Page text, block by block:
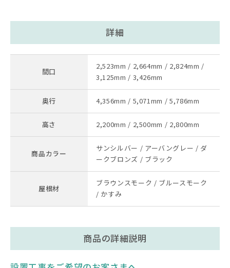
詳細
間口
2,523mm / 2,664mm / 2,824mm /
3,125mm / 3,426mm
奥行 4,356mm / 5,071mm / 5,786mm
高さ 2,200mm / 2,500mm / 2,800mm
商品カラー
サンシルバー / アーバングレー / ダ
ークブロンズ / ブラック
屋根材
ブラウンスモーク / ブルースモーク
/ かすみ
商品の詳細説明